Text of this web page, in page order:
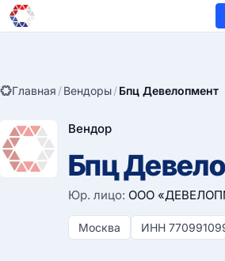
Главная /Вендоры/Бпц Девелопмент
Вендор
Бпц
Юр. лицо: ООО
Москва ИНН